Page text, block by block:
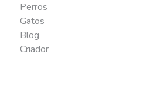
Perros
Gatos
Blog
Criador